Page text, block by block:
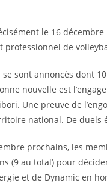
le 16
de
sont annoncés dont
nouvelle est
Une preuve de
national. De
prochains, les
(9 au total) pour
et de Dynamic en